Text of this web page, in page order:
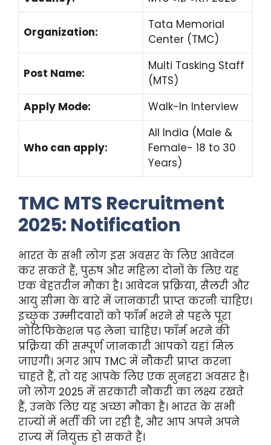
Organization:
Tata Memorial
Center (TMC)
Post Name:
Multi Tasking Staff
(MTS)
Apply Mode:
Walk-In Interview
Who can apply:
All India (Male &
Female- 18 to 30
Years)
TMC MTS Recruitment
2025: Notification
भारत के सभी लोग इस अवसर के लिए आवेदन
कर सकते हैं, पुरुष और महिला दोनों के लिए यह
एक बेहतरीन मौका है। आवेदन प्रक्रिया, सैलरी और
आयु सीमा के बारे में जानकारी प्राप्त करनी चाहिए।
इच्छुक उम्मीदवारों को फॉर्म भरने से पहले पूरा
नोटिफिकेशन पढ़ लेना चाहिए। फॉर्म भरने की
प्रक्रिया की सम्पूर्ण जानकारी आपको यहां मिल
जाएगी। अगर आप TMC में नौकरी प्राप्त करना
चाहते हैं, तो यह आपके लिए एक सुनहरा अवसर है।
जो लोग 2025 में सरकारी नौकरी का लक्ष्य रखते
हैं, उनके लिए यह अच्छा मौका है। भारत के सभी
राज्यों में भर्ती की जा रही है, और आप अपने अपने
राज्य में नियुक्त हो सकते हैं।